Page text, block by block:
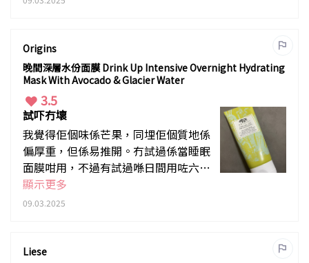
Origins
晚間深層水份面膜 Drink Up Intensive Overnight Hydrating
Mask With Avocado & Glacier Water
3.5
試吓冇壞
我覺得佢個味係芒果，同埋佢個質地係
偏厚重，但係易推開。冇試過係當睡眠
面膜咁用，不過有試過喺日間用咗六個
鐘頭，效果冇Fresh嗰隻咁好。補水滋
潤效果可以，但修復效果唔係好見到
顯示更多
09.03.2025
Liese